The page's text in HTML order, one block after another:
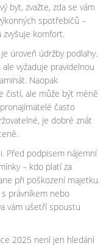
byt, zvažte, zda se vám
spotřebičů –
komfort.
úroveň údržby podlahy.
vyžaduje pravidelnou
Naopak
čistí, ale může být méně
často
je dobré znát
Před podpisem nájemní
– kdo platí za
při poškození majetku.
právníkem nebo
vám ušetří spoustu
2025 není jen hledání